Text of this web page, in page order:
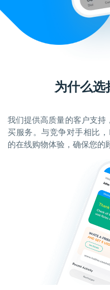
为什么
我们提供高质量的客户支持
买服务。与竞争对手相比
的在线购物体验，确保您的